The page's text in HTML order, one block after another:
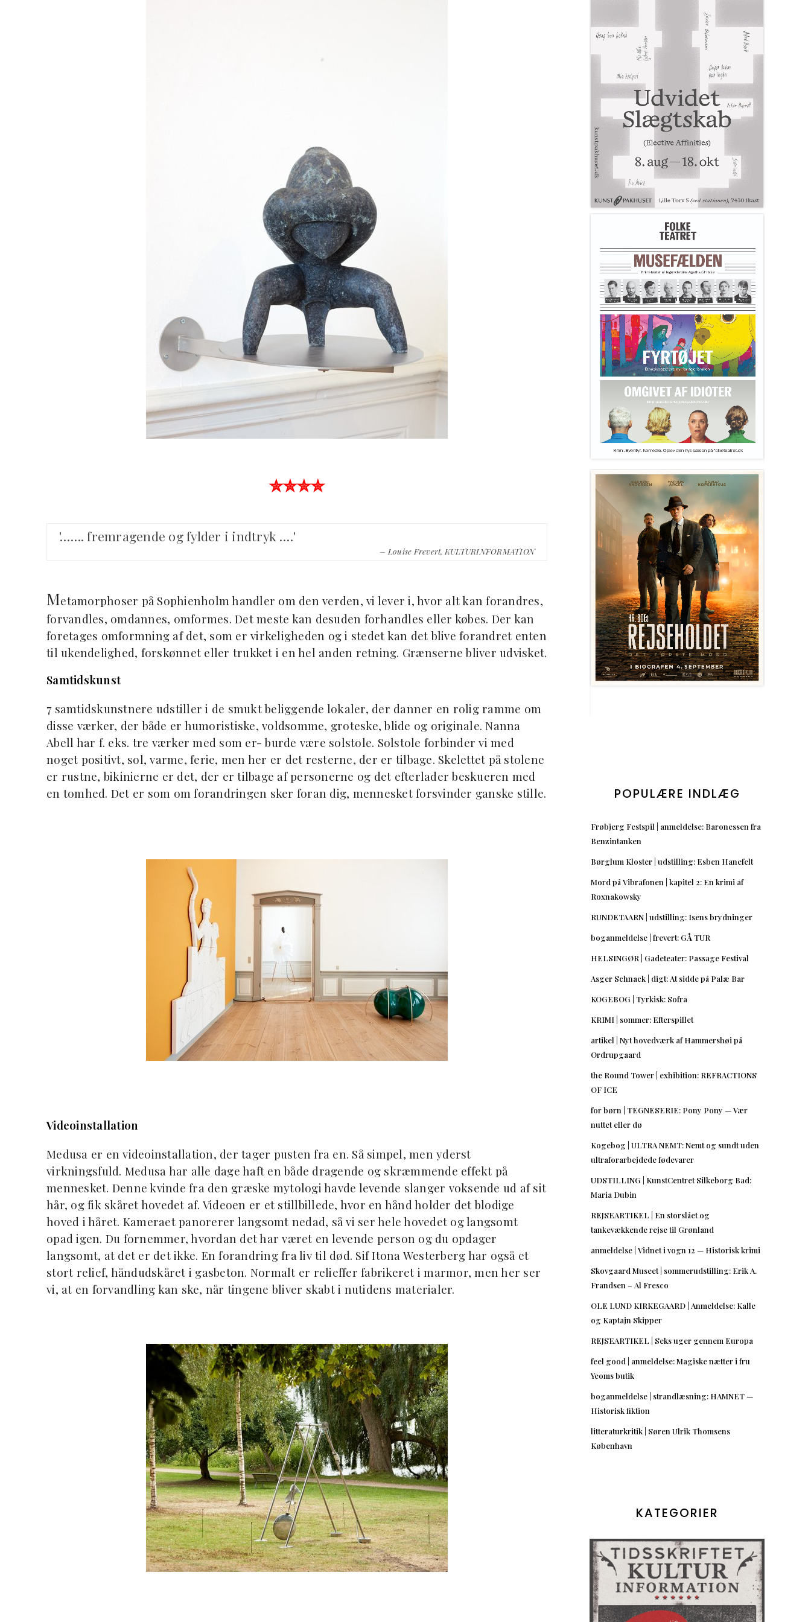
✮✮✮✮
'……. fremragende og fylder i indtryk ….'
– Louise Frevert, KULTURINFORMATION
Metamorphoser på Sophienholm handler om den verden, vi lever i, hvor alt kan forandres,
forvandles, omdannes, omformes. Det meste kan desuden forhandles eller købes. Der kan
foretages omformning af det, som er virkeligheden og i stedet kan det blive forandret enten
til ukendelighed, forskønnet eller trukket i en hel anden retning. Grænserne bliver udvisket.
Samtidskunst
7 samtidskunstnere udstiller i de smukt beliggende lokaler, der danner en rolig ramme om
disse værker, der både er humoristiske, voldsomme, groteske, blide og originale. Nanna
Abell har f. eks. tre værker med som er- burde være solstole. Solstole forbinder vi med
noget positivt, sol, varme, ferie, men her er det resterne, der er tilbage. Skelettet på stolene
er rustne, bikinierne er det, der er tilbage af personerne og det efterlader beskueren med
en tomhed. Det er som om forandringen sker foran dig, mennesket forsvinder ganske stille.
Videoinstallation
Medusa er en videoinstallation, der tager pusten fra en. Så simpel, men yderst
virkningsfuld. Medusa har alle dage haft en både dragende og skræmmende effekt på
mennesket. Denne kvinde fra den græske mytologi havde levende slanger voksende ud af sit
hår, og fik skåret hovedet af. Videoen er et stillbillede, hvor en hånd holder det blodige
hoved i håret. Kameraet panorerer langsomt nedad, så vi ser hele hovedet og langsomt
opad igen. Du fornemmer, hvordan det har været en levende person og du opdager
langsomt, at det er det ikke. En forandring fra liv til død. Sif Itona Westerberg har også et
stort relief, håndudskåret i gasbeton. Normalt er relieffer fabrikeret i marmor, men her ser
vi, at en forvandling kan ske, når tingene bliver skabt i nutidens materialer.
POPULÆRE INDLÆG
Frøbjerg Festspil | anmeldelse: Baronessen fra
Benzintanken
Børglum Kloster | udstilling: Esben Hanefelt
Mord på Vibrafonen | kapitel 2: En krimi af
Roxnakowsky
RUNDETAARN | udstilling: Isens brydninger
boganmeldelse | frevert: GÅ TUR
HELSINGØR | Gadeteater: Passage Festival
Asger Schnack | digt: At sidde på Palæ Bar
KOGEBOG | Tyrkisk: Sofra
KRIMI | sommer: Efterspillet
artikel | Nyt hovedværk af Hammershøi på
Ordrupgaard
the Round Tower | exhibition: REFRACTIONS
OF ICE
for børn | TEGNESERIE: Pony Pony — Vær
nuttet eller dø
Kogebog | ULTRA NEMT: Nemt og sundt uden
ultraforarbejdede fødevarer
UDSTILLING | KunstCentret Silkeborg Bad:
Maria Dubin
REJSEARTIKEL | En storslået og
tankevækkende rejse til Grønland
anmeldelse | Vidnet i vogn 12 — Historisk krimi
Skovgaard Museet | sommerudstilling: Erik A.
Frandsen – Al Fresco
OLE LUND KIRKEGAARD | Anmeldelse: Kalle
og Kaptajn Skipper
REJSEARTIKEL | Seks uger gennem Europa
feel good | anmeldelse: Magiske nætter i fru
Yeoms butik
boganmeldelse | strandlæsning: HAMNET —
Historisk fiktion
litteraturkritik | Søren Ulrik Thomsens
København
KATEGORIER